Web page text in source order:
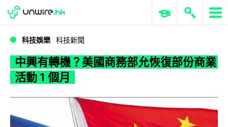
WWDC 2026 ERP 與商業 AI
科技娛樂 科技新聞
中興有轉機？美國商務部允恢復部份商業
活動 1 個月